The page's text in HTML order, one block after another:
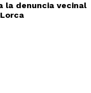
la denuncia vecinal